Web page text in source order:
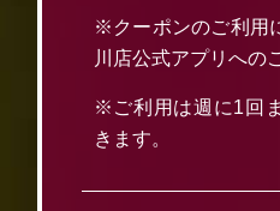
※クーポンのご利用
川店公式アプリへの
※ご利用は週に1回
きます。